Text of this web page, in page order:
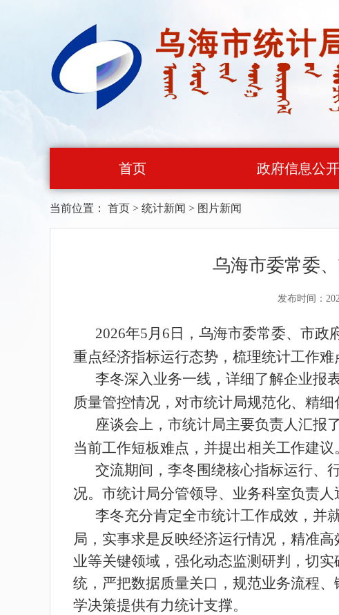
首页 政府信息公开
当前位置： 首页 > 统计新闻 > 图片新闻
乌海市委常委
发布时间：
2026年5月 6 日，乌海市委常委、市政
重点经济指标运行态势，梳理统计工作
李冬深入业务一线，详细了解企业报表
质量管控情况，对市统计局规范化、精细
座谈会上，市统计局主要负责人汇报
当前工作短板难点，并提出相关工作建议
交流期间，李冬围绕核心指标运行、
况。市统计局分管领导、业务科室负责
李冬充分肯定全市统计工作成效，并
局，实事求是反映经济运行情况，精准
业等关键领域，强化动态监测研判，切
统，严把数据质量关口，规范业务流程
学决策提供有力统计支撑。